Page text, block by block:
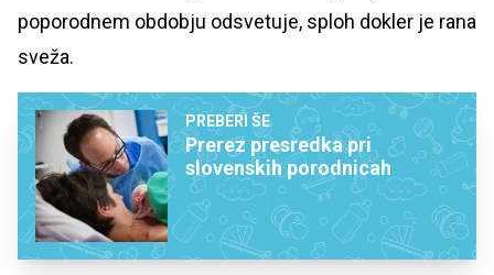
poporodnem obdobju odsvetuje, sploh dokler je rana
sveža.
PREBERI ŠE
Prerez presredka pri
slovenskih porodnicah